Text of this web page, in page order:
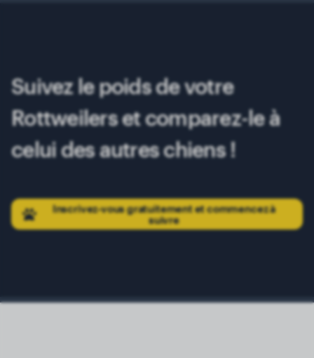
Suivez le poids de votre
Rottweilers et comparez-le à
celui des autres chiens !
Inscrivez-vous gratuitement et commencez à
suivre